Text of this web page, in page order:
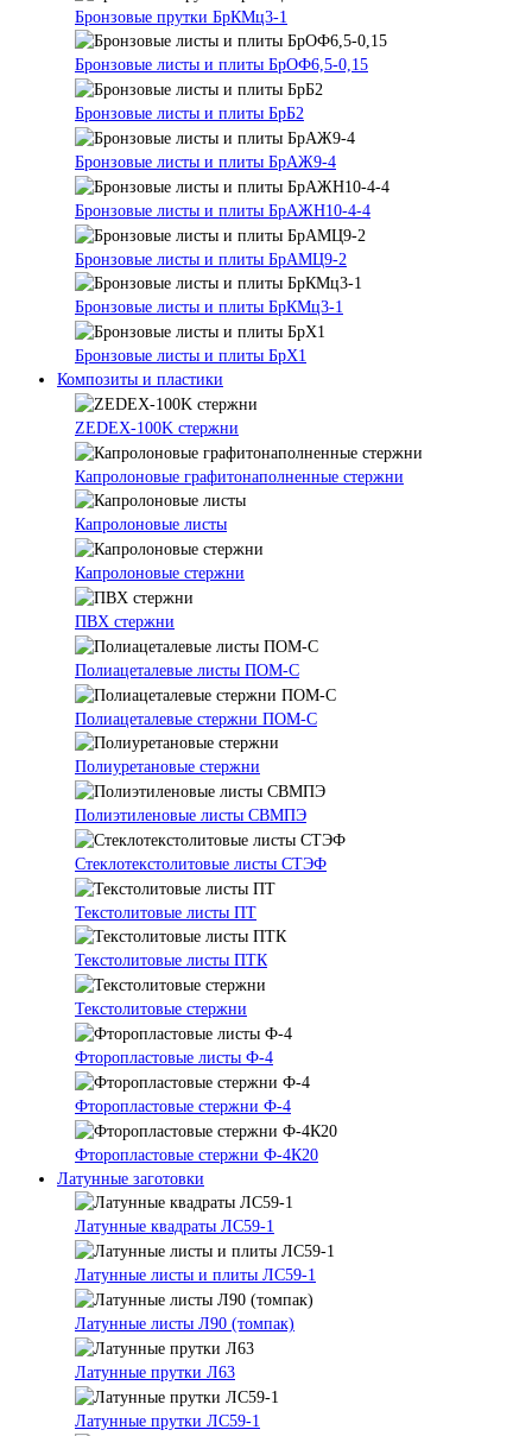
Бронзовые прутки БрКМц3-1
Бронзовые листы и плиты БрОФ6,5-0,15
Бронзовые листы и плиты БрБ2
Бронзовые листы и плиты БрАЖ9-4
Бронзовые листы и плиты БрАЖН10-4-4
Бронзовые листы и плиты БрАМЦ9-2
Бронзовые листы и плиты БрКМц3-1
Бронзовые листы и плиты БрХ1
Композиты и пластики
ZEDEX-100K стержни
Капролоновые графитонаполненные стержни
Капролоновые листы
Капролоновые стержни
ПВХ стержни
Полиацеталевые листы ПОМ-С
Полиацеталевые стержни ПОМ-С
Полиуретановые стержни
Полиэтиленовые листы СВМПЭ
Стеклотекстолитовые листы СТЭФ
Текстолитовые листы ПТ
Текстолитовые листы ПТК
Текстолитовые стержни
Фторопластовые листы Ф-4
Фторопластовые стержни Ф-4
Фторопластовые стержни Ф-4К20
Латунные заготовки
Латунные квадраты ЛС59-1
Латунные листы и плиты ЛС59-1
Латунные листы Л90 (томпак)
Латунные прутки Л63
Латунные прутки ЛС59-1